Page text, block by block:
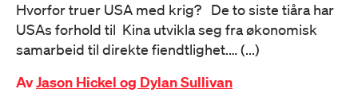
Hvorfor truer USA med krig? De to siste tiåra har
USAs forhold til Kina utvikla seg fra økonomisk
samarbeid til direkte fiendtlighet.… (...)
AvJason Hickel og Dylan Sullivan